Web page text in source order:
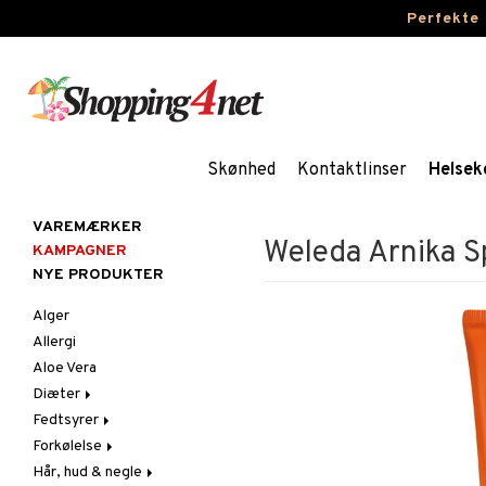
Perfekte
Skønhed Kontaktlinser
Weleda Arnika
VAREMÆRKER
KAMPAGNER
NYE PRODUKTER
Alger
Allergi
Aloe Vera
Diæter
Glutenintolerant
LCHF
Raw Food
Fedtsyrer
Marina fedtsyrer
Veg fedtsyrer
Forkølelse
C-vitamin
Hår, hud & negle